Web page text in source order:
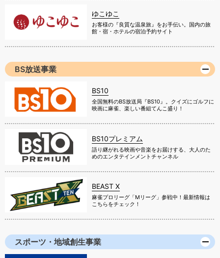
ゆこゆこ
お客様の『良質な温泉旅』をお手伝い。国内の旅
館・宿・ホテルの宿泊予約サイト
BS放送事業
BS10
全国無料のBS放送局『BS10』。クイズにゴルフに
映画に麻雀、楽しい番組てんこ盛り！
BS10プレミアム
語り継がれる映画や音楽をお届けする、大人のた
めのエンタテインメントチャンネル
BEAST X
麻雀プロリーグ「Mリーグ」参戦中！最新情報は
こちらをチェック！
スポーツ・地域創生事業